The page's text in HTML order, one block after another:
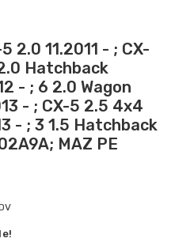
2.0 11.2011 - ; CX-
Hatchback
- ; 6 2.0 Wagon
- ; CX-5 2.5 4x4
- ; 3 1.5 Hatchback
MAZ PE